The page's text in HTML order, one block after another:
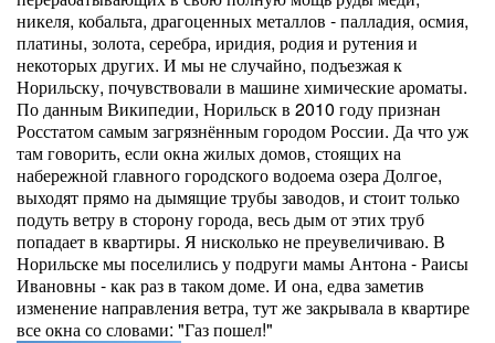
никеля, кобальта, драгоценных металлов - палладия, осмия,
платины, золота, серебра, иридия, родия и рутения и
некоторых других. И мы не случайно, подъезжая к
Норильску, почувствовали в машине химические ароматы.
По данным Википедии, Норильск в 2010 году признан
Росстатом самым загрязнённым городом России. Да что уж
там говорить, если окна жилых домов, стоящих на
набережной главного городского водоема озера Долгое,
выходят прямо на дымящие трубы заводов, и стоит только
подуть ветру в сторону города, весь дым от этих труб
попадает в квартиры. Я нисколько не преувеличиваю. В
Норильске мы поселились у подруги мамы Антона - Раисы
Ивановны - как раз в таком доме. И она, едва заметив
изменение направления ветра, тут же закрывала в квартире
все окна со словами: "Газ пошел!"